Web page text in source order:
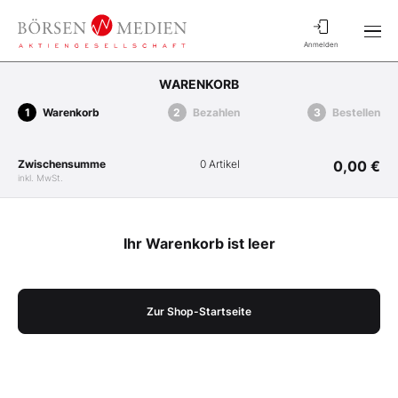
Anmelden
WARENKORB
Warenkorb Bezahlen Bestellen
Zwischensumme
inkl. MwSt.
0 Artikel 0,00 €
Ihr Warenkorb ist leer
Zur Shop-Startseite